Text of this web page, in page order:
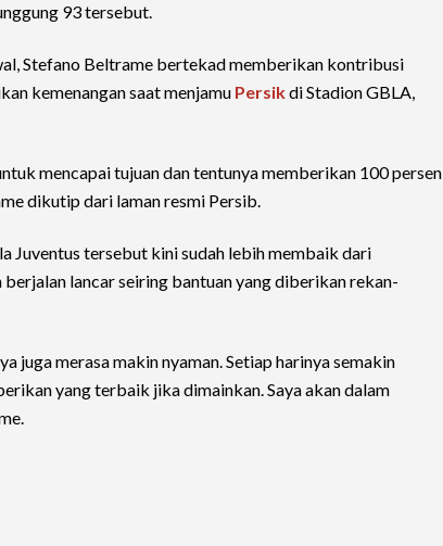
93 tersebut.
Stefano Beltrame bertekad memberikan kontribusi
kemenangan saat menjamu Persikdi Stadion GBLA,
mencapai tujuan dan tentunya memberikan 100 persen
dikutip dari laman resmi Persib.
Juventus tersebut kini sudah lebih membaik dari
berjalan lancar seiring bantuan yang diberikan rekan-
juga merasa makin nyaman. Setiap harinya semakin
yang terbaik jika dimainkan. Saya akan dalam